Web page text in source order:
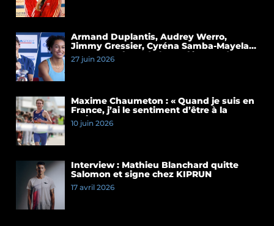
Armand Duplantis, Audrey Werro,
Jimmy Gressier, Cyréna Samba-Mayela…
Les temps forts de la conférence de
presse du Meeting de Paris 2026
27 juin 2026
Maxime Chaumeton : « Quand je suis en
France, j’ai le sentiment d’être à la
maison »
10 juin 2026
Interview : Mathieu Blanchard quitte
Salomon et signe chez KIPRUN
17 avril 2026